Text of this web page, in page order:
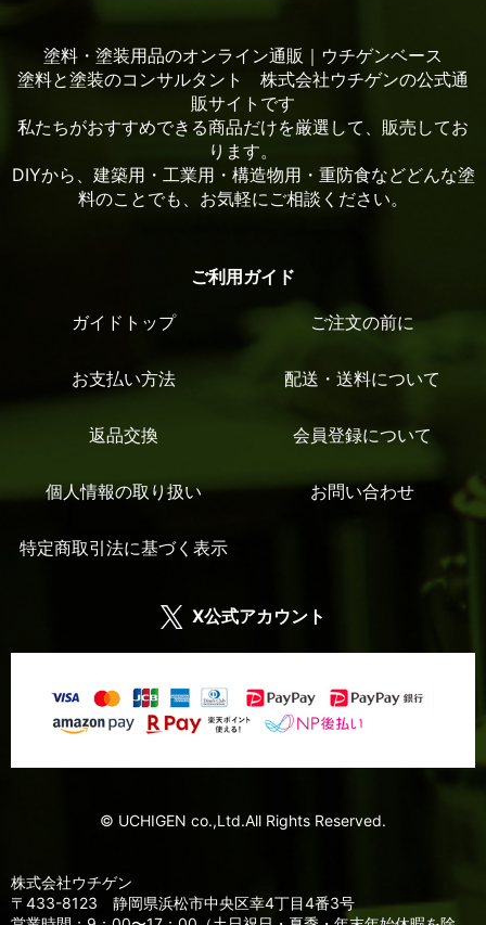
塗料・塗装用品のオンライン通販｜ウチゲンベース
塗料と塗装のコンサルタント 株式会社ウチゲンの公式通
販サイトです
私たちがおすすめできる商品だけを厳選して、販売してお
ります。
DIYから、建築用・工業用・構造物用・重防食などどんな塗
料のことでも、お気軽にご相談ください。
ご利用ガイド
ガイドトップ ご注文の前に
お支払い方法 配送・送料について
返品交換 会員登録について
個人情報の取り扱い お問い合わせ
特定商取引法に基づく表示
X公式アカウント
© UCHIGEN co.,Ltd.All Rights Reserved.
株式会社ウチゲン
〒433-8123 静岡県浜松市中央区幸4丁目4番3号